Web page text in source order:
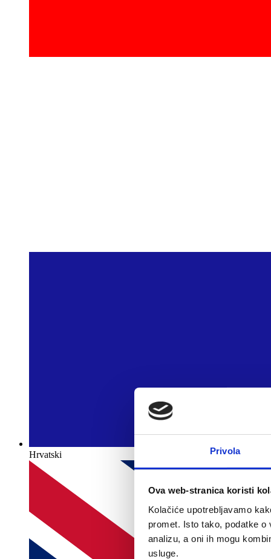
Privola
Ova web-stranica koristi
Kolačiće upotrebljavamo
promet. Isto tako, podatke
analizu, a oni ih mogu
usluge.
Hrvatski